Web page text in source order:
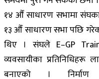
१४ औँ साधारण सभामा
१३ औँ साधारण सभा पछि
थिए । संघले E–GP
व्यवसायीका प्रतिनिधिहरू
बनाएको । निर्माण